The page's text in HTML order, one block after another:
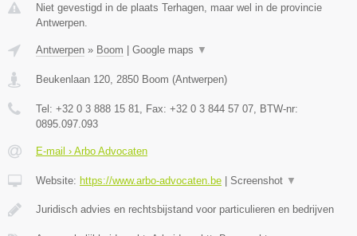
Niet gevestigd in de plaats Terhagen, maar wel in de provincie
Antwerpen.
Antwerpen » Boom Google maps ▼
Beukenlaan 120 2850 Boom (Antwerpen)
Tel: +32 0 3 888 15 81 , Fax: +32 0 3 844 57 07 , BTW-nr:
0895.097.093
E-mail › Arbo Advocaten
Website: https://www.arbo-advocaten.be Screenshot ▼
Juridisch advies en rechtsbijstand voor particulieren en bedrijven